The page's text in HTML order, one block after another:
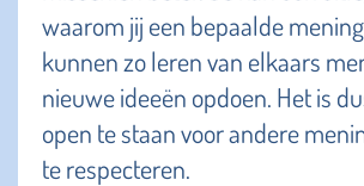
waarom jij een bepaalde
kunnen zo leren van elkaars
nieuwe ideeën opdoen. Het is
open te staan voor andere
te respecteren.